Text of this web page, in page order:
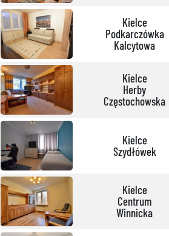
Kielce
Podkarczówka
Kalcytowa
Kielce
Herby
Częstochowska
Kielce
Szydłówek
Kielce
Centrum
Winnicka